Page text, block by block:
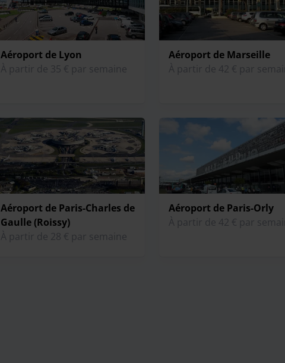
Aéroport de Lyon
À partir de 35 € par semaine
Aéroport de Marseille
À partir de 42 € par
Aéroport de Paris-Charles de
Gaulle (Roissy)
À partir de 28 € par semaine
Aéroport de Paris-Orly
À partir de 42 € par